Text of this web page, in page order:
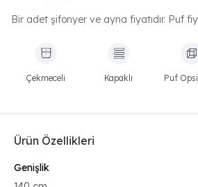
Bir adet şifonyer ve ayna fiyatıdır. Puf
Çekmeceli Kapaklı Puf
Ürün Özellikleri
Genişlik